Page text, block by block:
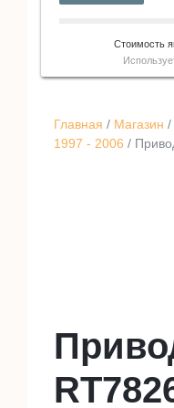
Главная / Магазин /
1997 - 2006 /
Стоимость